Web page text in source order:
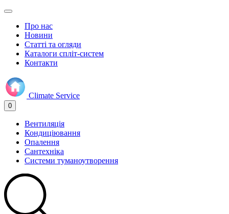
Про нас
Новини
Статті та огляди
Каталоги спліт-систем
Контакти
Climate Service
0
Вентиляція
Кондиціювання
Опалення
Сантехніка
Системи туманоутворення